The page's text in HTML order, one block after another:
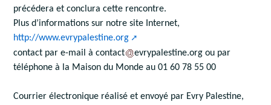
précédera et conclura cette rencontre.
Plus d’informations sur notre site Internet,
http://www.evrypalestine.org
contact par e-mail à contact
evrypalestine.org ou par
téléphone à la Maison du Monde au 01 60 78 55 00
Courrier électronique réalisé et envoyé par Evry Palestine,